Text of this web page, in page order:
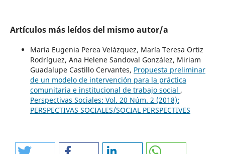
Artículos más leídos del mismo autor/a
María Eugenia Perea Velázquez, María Teresa Ortiz
Rodríguez, Ana Helene Sandoval González, Miriam
Guadalupe Castillo Cervantes, Propuesta preliminar
de un modelo de intervención para la práctica
comunitaria e institucional de trabajo social ,
Perspectivas Sociales: Vol. 20 Núm. 2 (2018):
PERSPECTIVAS SOCIALES/SOCIAL PERSPECTIVES